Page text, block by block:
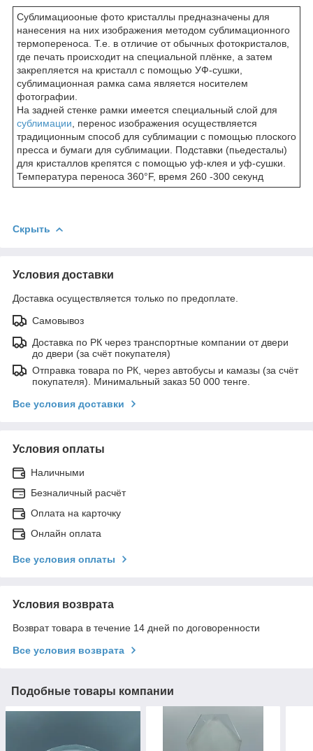
Сублимациооные фото кристаллы предназначены для
нанесения на них изображения методом сублимационного
термопереноса. Т.е. в отличие от обычных фотокристалов,
где печать происходит на специальной плёнке, а затем
закрепляется на кристалл с помощью УФ-сушки,
сублимационная рамка сама является носителем
фотографии.
На задней стенке рамки имеется специальный слой для
сублимации , перенос изображения осуществляется
традиционным способ для сублимации с помощью плоского
пресса и бумаги для сублимации. Подставки (пьедесталы)
для кристаллов крепятся с помощью уф-клея и уф-сушки.
Температура переноса 360°F, время 260 -300 секунд
Скрыть
Условия доставки
Доставка осуществляется только по предоплате.
Самовывоз
Доставка по РК через транспортные компании от двери
до двери (за счёт покупателя)
Отправка товара по РК, через автобусы и камазы (за счёт
покупателя). Минимальный заказ 50 000 тенге.
Все условия доставки
Условия оплаты
Наличными
Безналичный расчёт
Оплата на карточку
Онлайн оплата
Все условия оплаты
Условия возврата
Возврат товара в течение 14 дней по договоренности
Все условия возврата
Подобные товары компании